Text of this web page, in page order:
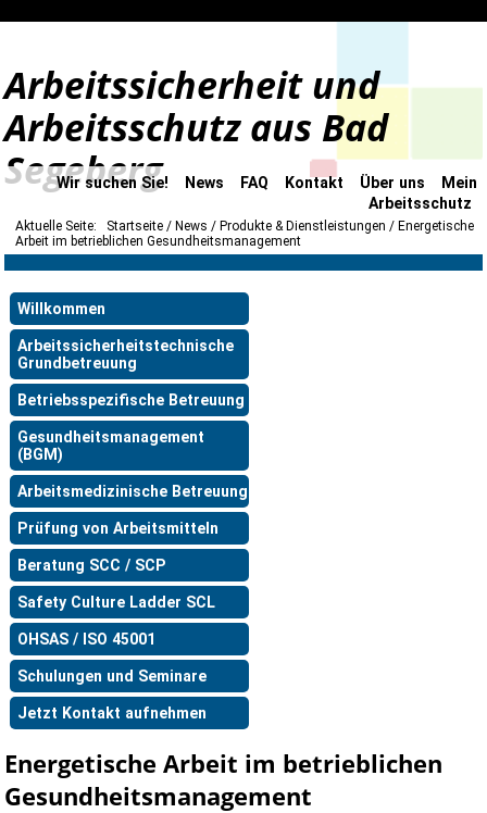
Arbeitssicherheit und
Arbeitsschutz aus Bad
Segeberg
Wir suchen Sie! News FAQ Kontakt Über uns
Mein
Arbeitsschutz
Aktuelle Seite: Startseite News Produkte & Dienstleistungen
Energetische
Arbeit im betrieblichen Gesundheitsmanagement
Willkommen
Arbeitssicherheitstechnische
Grundbetreuung
Betriebsspezifische Betreuung
Gesundheitsmanagement
(BGM)
Arbeitsmedizinische Betreuung
Prüfung von Arbeitsmitteln
Beratung SCC / SCP
Safety Culture Ladder SCL
OHSAS / ISO 45001
Schulungen und Seminare
Jetzt Kontakt aufnehmen
Energetische Arbeit im betrieblichen
Gesundheitsmanagement